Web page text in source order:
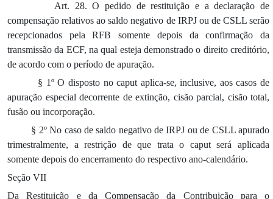
Art. 28. O pedido de restituição e a declaração de
compensação relativos ao saldo negativo de IRPJ ou de CSLL serão
recepcionados pela RFB somente depois da confirmação da
transmissão da ECF, na qual esteja demonstrado o direito creditório,
de acordo com o período de apuração.
§ 1º O disposto no caput aplica-se, inclusive, aos casos de
apuração especial decorrente de extinção, cisão parcial, cisão total,
fusão ou incorporação.
§ 2º No caso de saldo negativo de IRPJ ou de CSLL apurado
trimestralmente, a restrição de que trata o caput será aplicada
somente depois do encerramento do respectivo ano-calendário.
Seção VII
Da Restituição e da Compensação da Contribuição para o